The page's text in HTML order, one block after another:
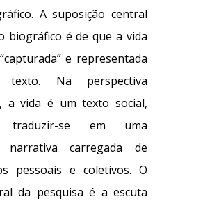
A suposição central
biográfico é de que a vida
e representada
Na perspectiva
a vida é um texto social,
traduzir-se em uma
narrativa carregada de
pessoais e coletivos. O
da pesquisa é a escuta